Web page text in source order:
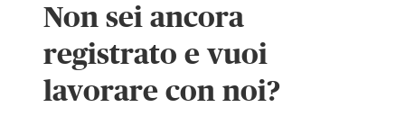
Non sei ancora
registrato e vuoi
lavorare con noi?